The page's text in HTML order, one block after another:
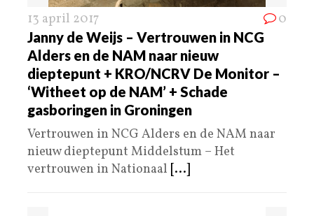
13 april 2017 0
Janny de Weijs – Vertrouwen in NCG
Alders en de NAM naar nieuw
dieptepunt + KRO/NCRV De Monitor –
‘Witheet op de NAM’ + Schade
gasboringen in Groningen
Vertrouwen in NCG Alders en de NAM naar
nieuw dieptepunt Middelstum – Het
vertrouwen in Nationaal [...]